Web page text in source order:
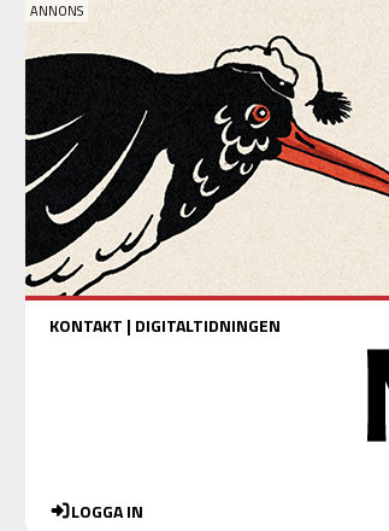
KONTAKT | DIGITALTIDNINGEN
LOGGA IN